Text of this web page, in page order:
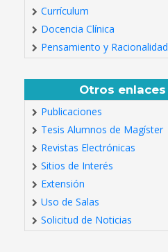
Currículum
Docencia Clínica
Pensamiento y Racionalidad
Otros enlaces
Publicaciones
Tesis Alumnos de Magíster
Revistas Electrónicas
Sitios de Interés
Extensión
Uso de Salas
Solicitud de Noticias